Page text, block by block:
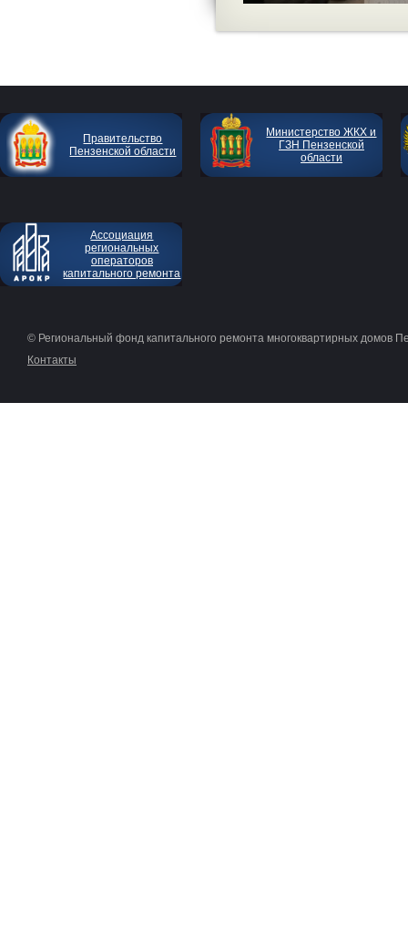
Правительство
Пензенской области
Министерство ЖКХ и
ГЗН Пензенской
области
Ассоциация
региональных
операторов
капитального ремонта
© Региональный фонд капитального ремонта многоквартирных домов
Контакты